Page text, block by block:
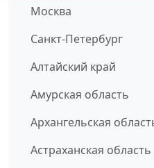
Москва
Санкт-Петербург
Алтайский край
Амурская область
Архангельская
Астраханская область